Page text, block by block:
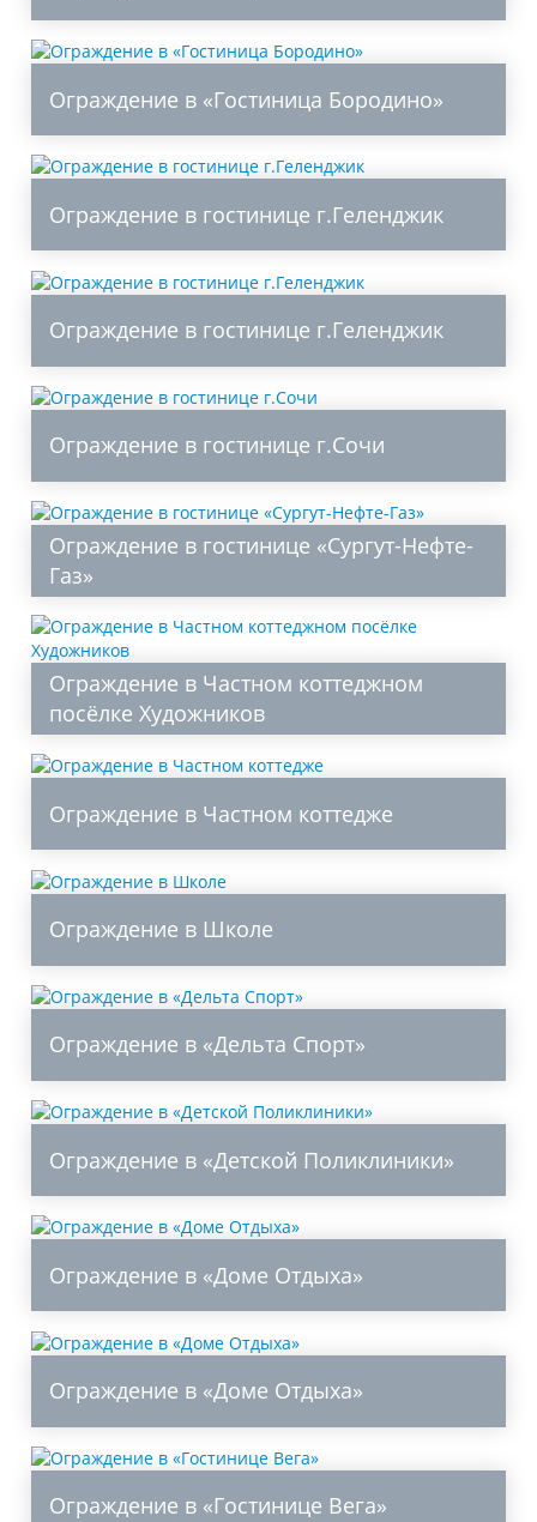
Ограждение в «Гостиница Бородино»
Ограждение в гостинице г.Геленджик
Ограждение в гостинице г.Геленджик
Ограждение в гостинице г.Сочи
Ограждение в гостинице «Сургут-Нефте-
Газ»
Ограждение в Частном коттеджном
посёлке Художников
Ограждение в Частном коттедже
Ограждение в Школе
Ограждение в «Дельта Спорт»
Ограждение в «Детской Поликлиники»
Ограждение в «Доме Отдыха»
Ограждение в «Доме Отдыха»
Ограждение в «Гостинице Вега»